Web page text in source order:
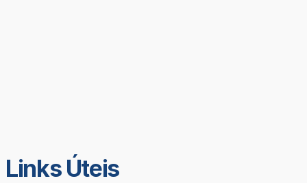
Links Úteis